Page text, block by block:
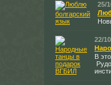
25/
22/
В